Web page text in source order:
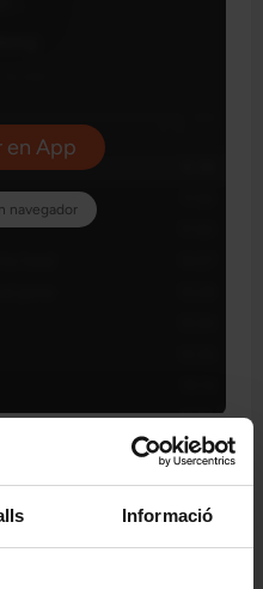
Informació
episodi a continuació /
episode:
1